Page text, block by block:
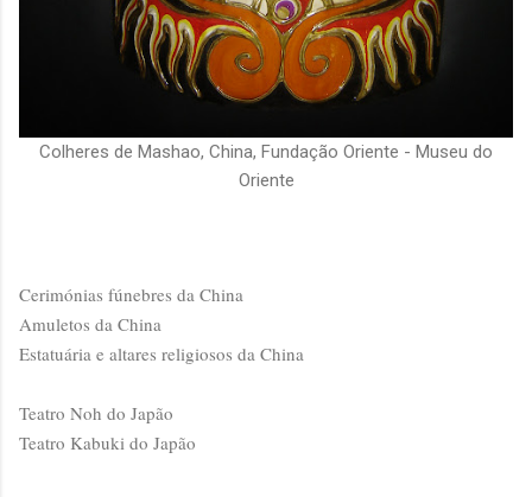
Colheres de Mashao, China, Fundação Oriente - Museu do
Oriente
Cerimónias fúnebres da China
Amuletos da China
Estatuária e altares religiosos da China
Teatro Noh do Japão
Teatro Kabuki do Japão